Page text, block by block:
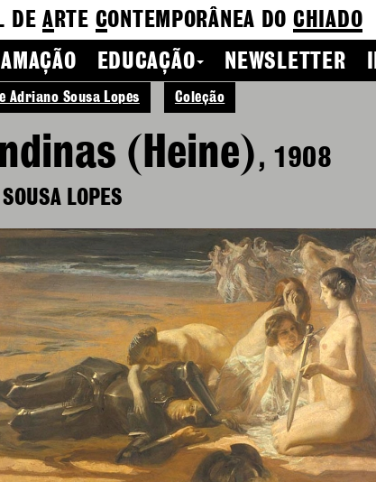
DEA RTE CONTEMPORÂNEA DO CHIADO
EDUCAÇÃO NEWSLETTER
Adriano Sousa Lopes Coleção
(Heine) , 1908
LOPES